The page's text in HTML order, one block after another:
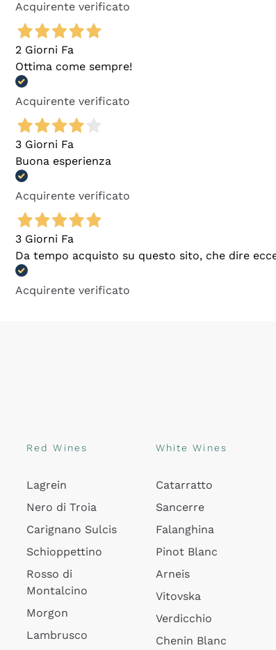
Acquirente verificato
2 Giorni Fa
Ottima come sempre!
Acquirente verificato
3 Giorni Fa
Buona esperienza
Acquirente verificato
3 Giorni Fa
Da tempo acquisto su questo sito, che dire
Acquirente verificato
Red Wines
Lagrein
Nero di Troia
Carignano Sulcis
Schioppettino
Rosso di
Montalcino
Morgon
Lambrusco
White Wines
Catarratto
Sancerre
Falanghina
Pinot Blanc
Arneis
Vitovska
Verdicchio
Chenin Blanc